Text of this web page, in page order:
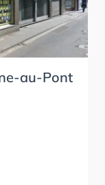
au-Pont